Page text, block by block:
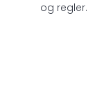
og regler.